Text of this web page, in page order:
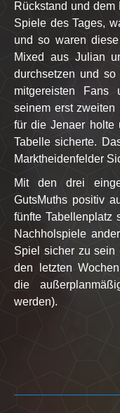
Rückstand und
Spiele des Tages,
und so waren
Mixed aus Julian
durchsetzen und
mitgereisten Fans
seinem erst
für die Jenaer holte
Tabelle sicherte.
Marktheidenfelder
Mit den drei
GutsMuths positiv
fünfte Tabellenplatz
Nachholspiele
Spiel sicher zu sein
den letzten
die
werden).